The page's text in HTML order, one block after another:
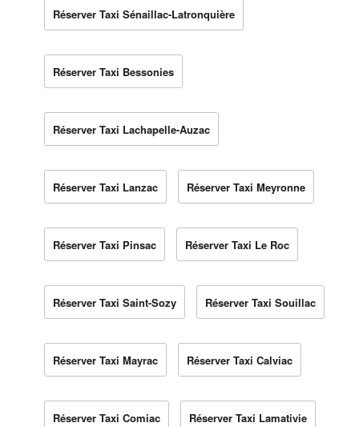
Réserver Taxi Sénaillac-Latronquière
Réserver Taxi Bessonies
Réserver Taxi Lachapelle-Auzac
Réserver Taxi Lanzac Réserver Taxi Meyronne
Réserver Taxi Pinsac Réserver Taxi Le Roc
Réserver Taxi Saint-Sozy Réserver Taxi Souillac
Réserver Taxi Mayrac Réserver Taxi Calviac
Réserver Taxi Comiac Réserver Taxi Lamativie